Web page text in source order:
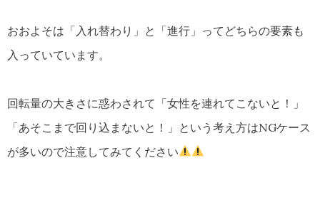
おおよそは「入れ替わり」と「進行」ってどちらの要素も
入っていています。
回転量の大きさに惑わされて「女性を連れてこないと！」
「あそこまで回り込まないと！」という考え方はNGケース
が多いので注意してみてください